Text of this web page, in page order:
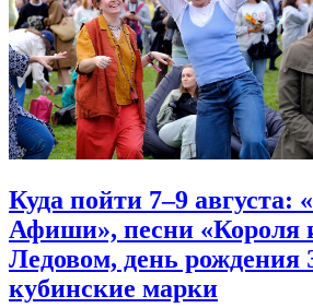
Куда пойти 7–9 августа:
Афиши», песни «Короля
Ледовом, день рождения
кубинские марки